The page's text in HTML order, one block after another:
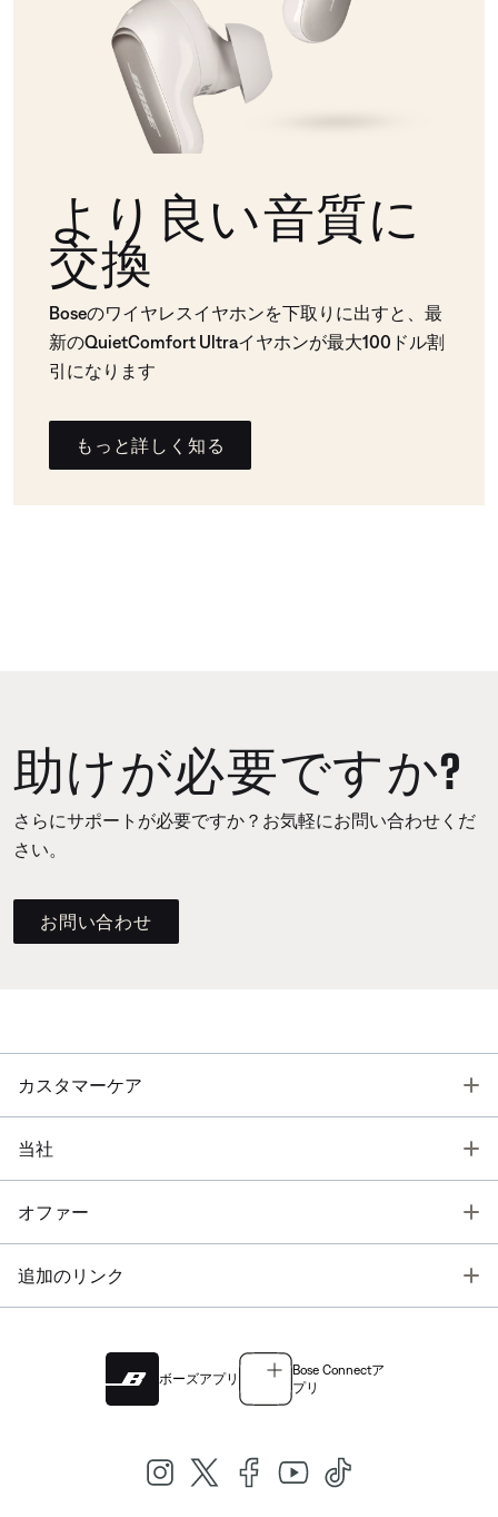
より良い音質に
交換
Boseのワイヤレスイヤホンを下取りに出すと、最
新のQuietComfort Ultraイヤホンが最大100ドル割
引になります
もっと詳しく知る
助けが必要ですか?
さらにサポートが必要ですか？お気軽にお問い合わせくだ
さい。
お問い合わせ
カスタマーケア
当社
オファー
追加のリンク
ボーズアプリ
Bose Connectア
プリ